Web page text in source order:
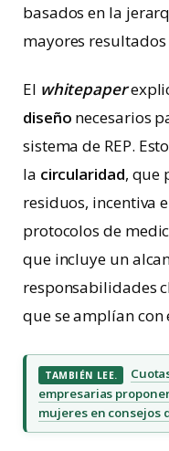
basados en la
mayores
El whitepaper
diseño necesarios
sistema de REP.
la circularidad, que
residuos, incentiva
protocolos de
que incluye un
responsabilidades
que se amplían con
TAMBIÉN LEE.
empresarias
mujeres en consejos